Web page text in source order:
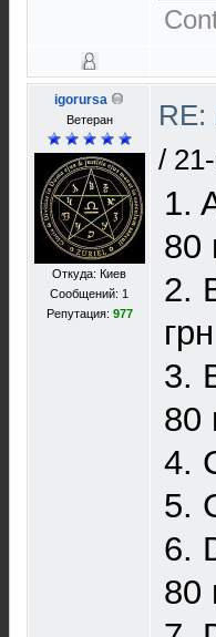
igorursa
Ветеран
Откуда: Киев
Сообщений: 1
Репутация: 977
RE:
/
1.
80
2.
грн
3.
80
4.
5.
6.
80